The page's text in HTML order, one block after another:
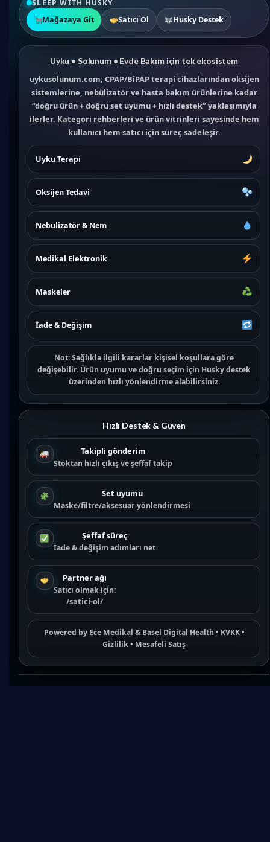
SLEEP WITH HUSKY
Mağazaya Git
Satıcı Ol Husky Destek
Uyku • Solunum • Evde Bakım için tek ekosistem
uykusolunum.com; CPAP/BiPAP terapi cihazlarından oksijen
sistemlerine, nebülizatör ve hasta bakım ürünlerine kadar
“doğru ürün + doğru set uyumu + hızlı destek” yaklaşımıyla
ilerler. Kategori rehberleri ve ürün vitrinleri sayesinde hem
kullanıcı hem satıcı için süreç sadeleşir.
Uyku Terapi
Oksijen Tedavi
Nebülizatör & Nem
Medikal Elektronik
Maskeler
İade & Değişim
Not:Sağlıkla ilgili kararlar kişisel koşullara göre
değişebilir. Ürün uyumu ve doğru seçim için Husky destek
üzerinden hızlı yönlendirme alabilirsiniz.
Hızlı Destek & Güven
Takipli gönderim
Stoktan hızlı çıkış ve şeffaf takip
Set uyumu
Maske/filtre/aksesuar yönlendirmesi
Şeffaf süreç
İade & değişim adımları net
Partner ağı
Satıcı olmak için:
/satici-ol/
Powered by Ece Medikal & Basel Digital Health • KVKK•
Gizlilik• Mesafeli Satış